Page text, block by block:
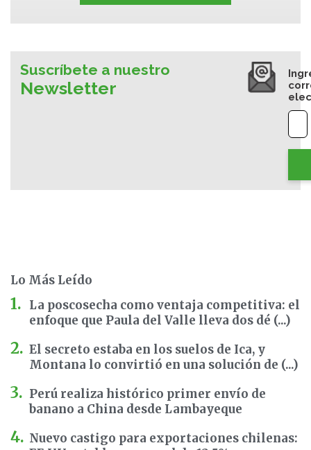
Suscríbete a nuestro
Newsletter
Lo Más Leído
La poscosecha como ventaja competitiva: el
enfoque que Paula del Valle lleva dos dé (...)
El secreto estaba en los suelos de Ica, y
Montana lo convirtió en una solución de (...)
Perú realiza histórico primer envío de
banano a China desde Lambayeque
Nuevo castigo para exportaciones chilenas: